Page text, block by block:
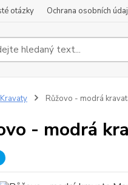
otázky Ochrana osobních
Kravaty Růžovo - modrá
- modrá